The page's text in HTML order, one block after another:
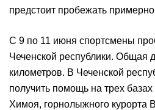
предстоит пробежать
С 9 по 11 июня спортсмены
Чеченской республики. Общая
километров. В Чеченской
получить помощь на трех
Химоя, горнолыжного курорта